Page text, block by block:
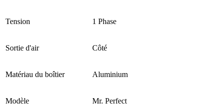
Tension 1 Phase
Sortie d'air Côté
Matériau du boîtier Aluminium
Modèle Mr. Perfect